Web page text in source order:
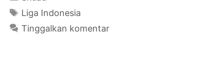
Mitra
Tag
Liga Indonesia
Tinggalkan komentar